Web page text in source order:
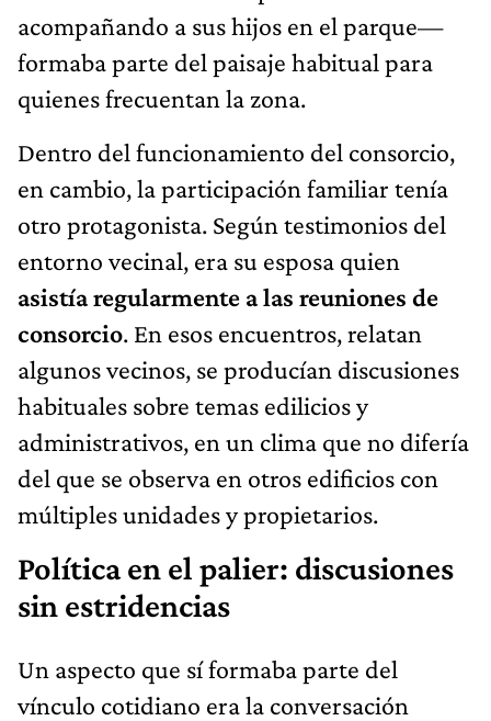
acompañando a sus hijos en el parque—
formaba parte del paisaje habitual para
quienes frecuentan la zona.
Dentro del funcionamiento del consorcio,
en cambio, la participación familiar tenía
otro protagonista. Según testimonios del
entorno vecinal, era su esposa quien
asistía regularmente a las reuniones de
consorcio. En esos encuentros, relatan
algunos vecinos, se producían discusiones
habituales sobre temas edilicios y
administrativos, en un clima que no difería
del que se observa en otros edificios con
múltiples unidades y propietarios.
Política en el palier: discusiones
sin estridencias
Un aspecto que sí formaba parte del
vínculo cotidiano era la conversación